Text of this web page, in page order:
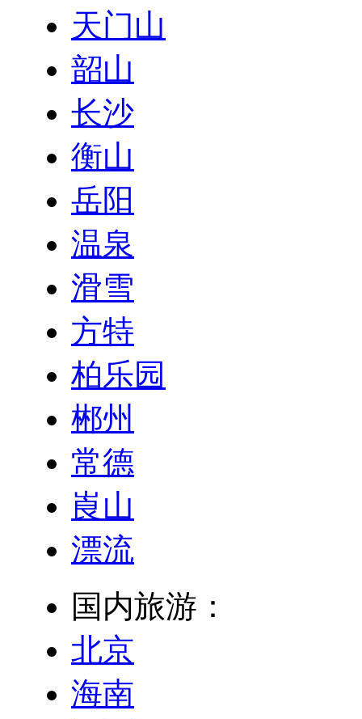
天门山
韶山
长沙
衡山
岳阳
温泉
滑雪
方特
柏乐园
郴州
常德
崀山
漂流
国内旅游：
北京
海南